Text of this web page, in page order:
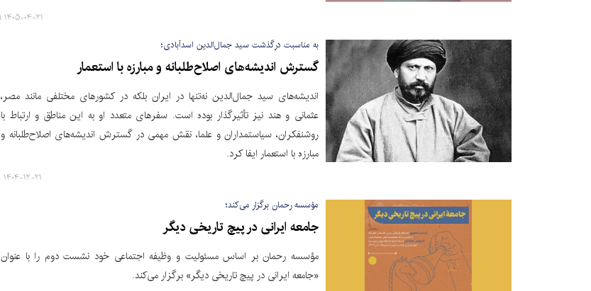
۱۴۰۵-۰۴-۲۱ ۰۹:۱۹
به مناسبت درگذشت سید جمال‌الدین اسدآبادی؛
گسترش اندیشه‌های اصلاح‌طلبانه و مبارزه با استعمار
اندیشه‌های سید جمال‌الدین نه‌تنها در ایران بلکه در کشورهای مختلفی مانند مصر،
عثمانی و هند نیز تأثیرگذار بوده است. سفرهای متعدد او به این مناطق و ارتباط با
روشنفکران، سیاستمداران و علما، نقش مهمی در گسترش اندیشه‌های اصلاح‌طلبانه و
مبارزه با استعمار ایفا کرد.
۱۴۰۴-۱۲-۲۱ ۰۹:۰۰
مؤسسه رحمان برگزار می‌کند؛
جامعه ایرانی در پیچ تاریخی دیگر
مؤسسه رحمان بر اساس مسئولیت و وظیفه اجتماعی خود نشست دوم را با عنوان
«جامعه ایرانی در پیچ تاریخی دیگر» برگزار می‌کند.